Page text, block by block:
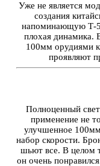
Уже не является
создания
напоминающую Т-
плохая
100мм орудиями
проявляют
Полноценный
применение не
улучшенное
набор скорости.
шьют все. В целом
он очень